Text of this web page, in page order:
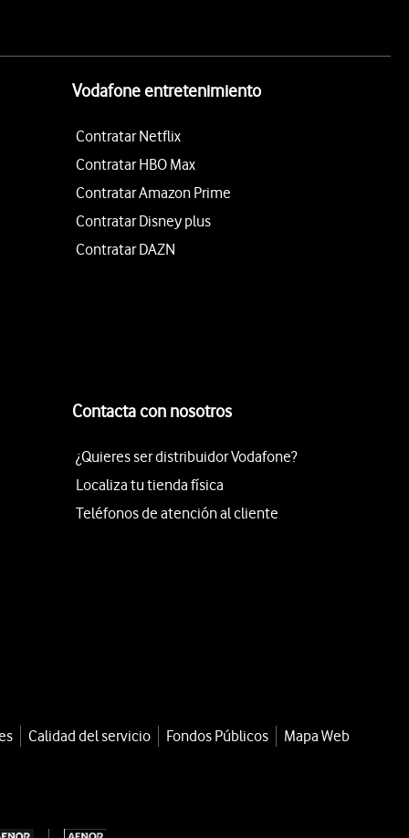
Vodafone entretenimiento
Contratar Netflix
Contratar HBO Max
Contratar Amazon Prime
Contratar Disney plus
Contratar DAZN
Contacta con nosotros
¿Quieres ser distribuidor Vodafone?
Localiza tu tienda física
Teléfonos de atención al cliente
Calidad del servicio Fondos Públicos Mapa Web